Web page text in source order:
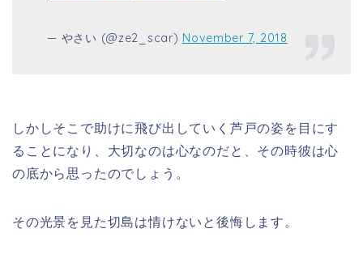
— やさい (@ze2_scar) November 7, 2018
しかしそこで助けに飛び出していく芦戸の姿を目にす
ることになり、 大切なのは心なのだと、その時彼は心
の底から思ったのでしょう。
その光景を見た切島は情けないと後悔します。